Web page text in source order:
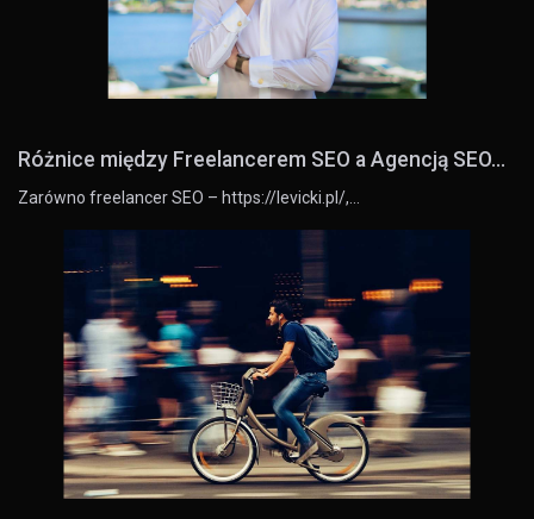
Różnice między Freelancerem SEO a Agencją SEO...
Zarówno freelancer SEO – https://levicki.pl/,…